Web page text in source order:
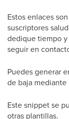
Estos enlaces
suscriptores
dedique tiempo y
seguir en
Puedes generar
de baja
Este snippet se
otras plantillas.